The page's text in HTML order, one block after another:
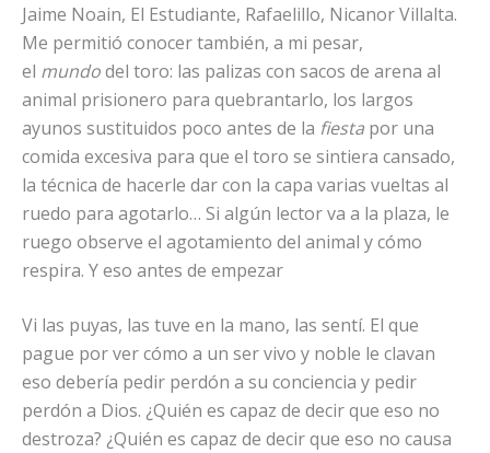
Jaime Noain, El Estudiante, Rafaelillo, Nicanor Villalta.
Me permitió conocer también, a mi pesar,
el mundodel toro: las palizas con sacos de arena al
animal prisionero para quebrantarlo, los largos
ayunos sustituidos poco antes de la fiesta por una
comida excesiva para que el toro se sintiera cansado,
la técnica de hacerle dar con la capa varias vueltas al
ruedo para agotarlo… Si algún lector va a la plaza, le
ruego observe el agotamiento del animal y cómo
respira. Y eso antes de empezar
Vi las puyas, las tuve en la mano, las sentí. El que
pague por ver cómo a un ser vivo y noble le clavan
eso debería pedir perdón a su conciencia y pedir
perdón a Dios. ¿Quién es capaz de decir que eso no
destroza? ¿Quién es capaz de decir que eso no causa